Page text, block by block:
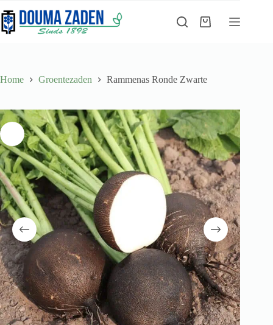
naar
de
inhoud
Winkelwagen
Home Groentezaden Rammenas Ronde Zwarte